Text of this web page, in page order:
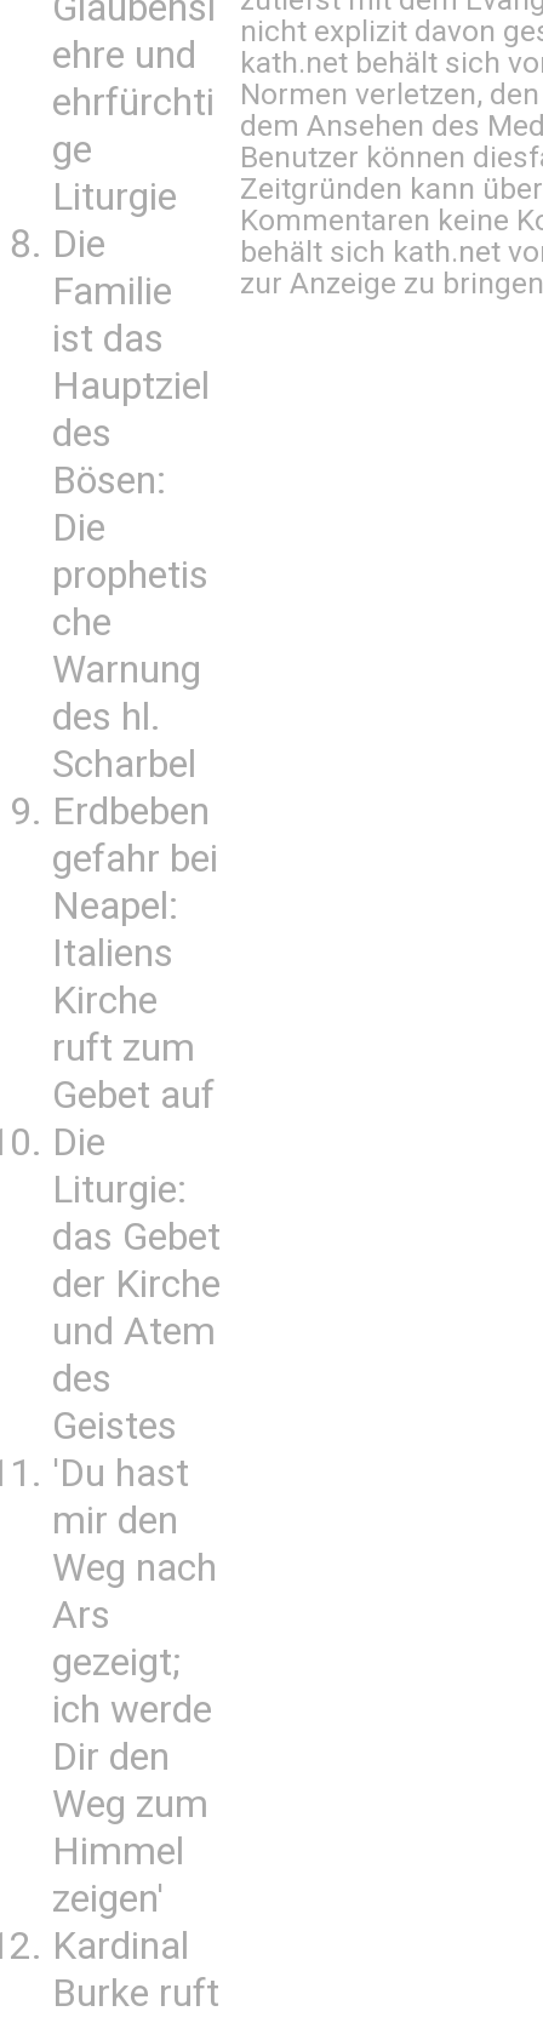
ehre und
ehrfürchti
ge
Liturgie
Die
Familie
ist das
Hauptziel
des
Bösen:
Die
prophetis
che
Warnung
des hl.
Scharbel
Erdbeben
gefahr bei
Neapel:
Italiens
Kirche
ruft zum
Gebet auf
Die
Liturgie:
das Gebet
der Kirche
und Atem
des
Geistes
'Du hast
mir den
Weg nach
Ars
gezeigt;
ich werde
Dir den
Weg zum
Himmel
zeigen'
Kardinal
Burke ruft
nicht explizit davon
kath.net behält sich
Normen verletzen,
dem Ansehen des
Benutzer können
Zeitgründen kann
Kommentaren keine
behält sich kath.net
zur Anzeige zu